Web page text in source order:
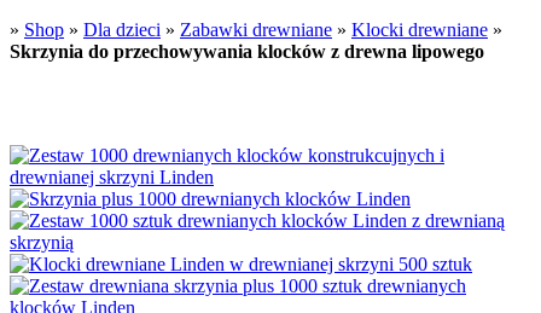
» Shop » Dla dzieci » Zabawki drewniane » Klocki drewniane »
Skrzynia do przechowywania klocków z drewna lipowego